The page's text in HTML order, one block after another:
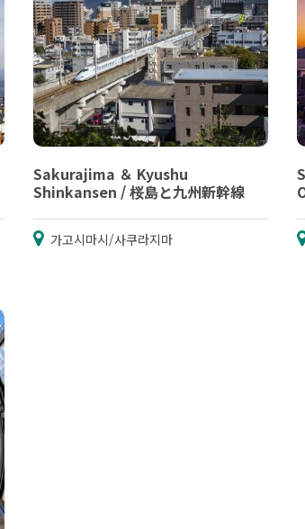
Sakurajima ＆ Kyushu
Shinkansen / 桜島と九州新幹線
가고시마시/사쿠라지마